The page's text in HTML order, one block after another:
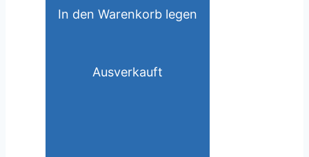
In den Warenkorb legen
Ausverkauft